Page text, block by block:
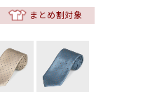
まとめ割対象